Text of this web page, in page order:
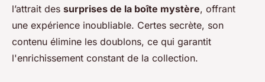
l’attrait des surprises de la boîte mystère, offrant
une expérience inoubliable. Certes secrète, son
contenu élimine les doublons, ce qui garantit
l'enrichissement constant de la collection.